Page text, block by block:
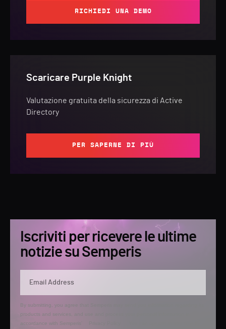
RICHIEDI UNA DEMO
Scaricare Purple Knight
Valutazione gratuita della sicurezza di Active
Directory
PER SAPERNE DI PIÙ
Iscriviti per ricevere le ultime
notizie su Semperis
By submitting, you agree that Semperis may send you information regarding its
products and services, and use and process your personal information in
accordance with Semperis’